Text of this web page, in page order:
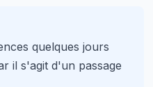
quelques jours
il s'agit d'un passage